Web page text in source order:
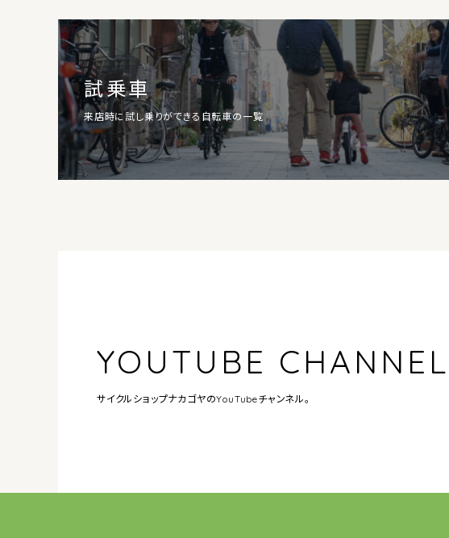
試乗車
来店時に試し乗りができる自転車の一覧
YOUTUBE CHANNEL
サイクルショップナカゴヤのYouTubeチャンネル。